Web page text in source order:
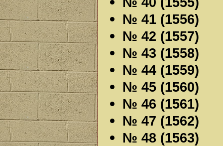
№ 41 (1556)
№ 42 (1557)
№ 43 (1558)
№ 44 (1559)
№ 45 (1560)
№ 46 (1561)
№ 47 (1562)
№ 48 (1563)